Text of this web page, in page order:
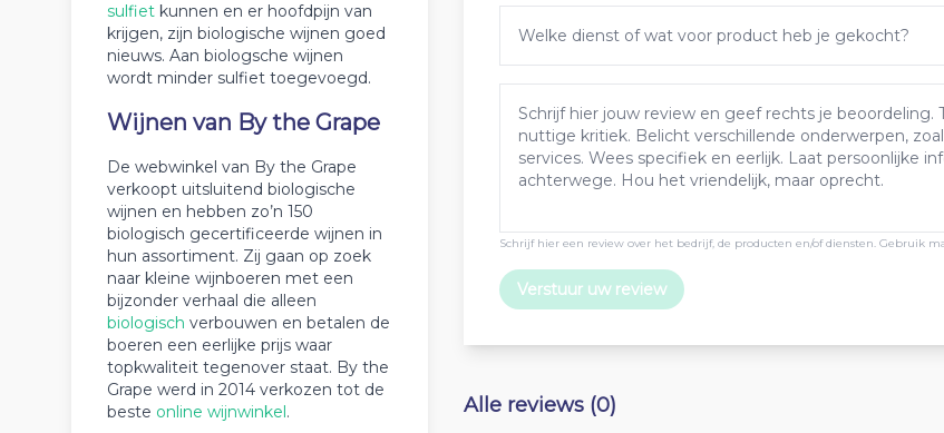
sulfiet kunnen en er hoofdpijn van
krijgen, zijn biologische wijnen goed
nieuws. Aan biologsche wijnen
wordt minder sulfiet toegevoegd.
Wijnen van By the Grape
De webwinkel van By the Grape
verkoopt uitsluitend biologische
wijnen en hebben zo’n 150
biologisch gecertificeerde wijnen in
hun assortiment. Zij gaan op zoek
naar kleine wijnboeren met een
bijzonder verhaal die alleen
biologisch verbouwen en betalen de
boeren een eerlijke prijs waar
topkwaliteit tegenover staat. By the
Grape werd in 2014 verkozen tot de
beste online wijnwinkel.
Schrijf hier een review over het bedrijf, de producten en/of diensten. Gebruik
Verstuur uw review
Alle reviews (0)